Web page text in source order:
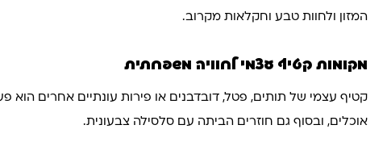
המזון ולחוות טבע וחקלאות מקרוב.
מקומות קטיף עצמי לחוויה משפחתית
קטיף עצמי של תותים, פטל, דובדבנים או פירות עונתיים אחרים
אוכלים, ובסוף גם חוזרים הביתה עם סלסילה צבעונית.